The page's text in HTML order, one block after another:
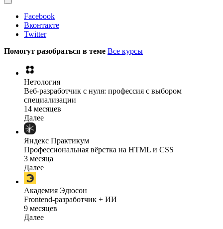
Facebook
Вконтакте
Twitter
Помогут разобраться в теме Все курсы
Нетология
Веб-разработчик с нуля: профессия с выбором
специализации
14 месяцев
Далее
Яндекс Практикум
Профессиональная вёрстка на HTML и CSS
3 месяца
Далее
Академия Эдюсон
Frontend-разработчик + ИИ
9 месяцев
Далее